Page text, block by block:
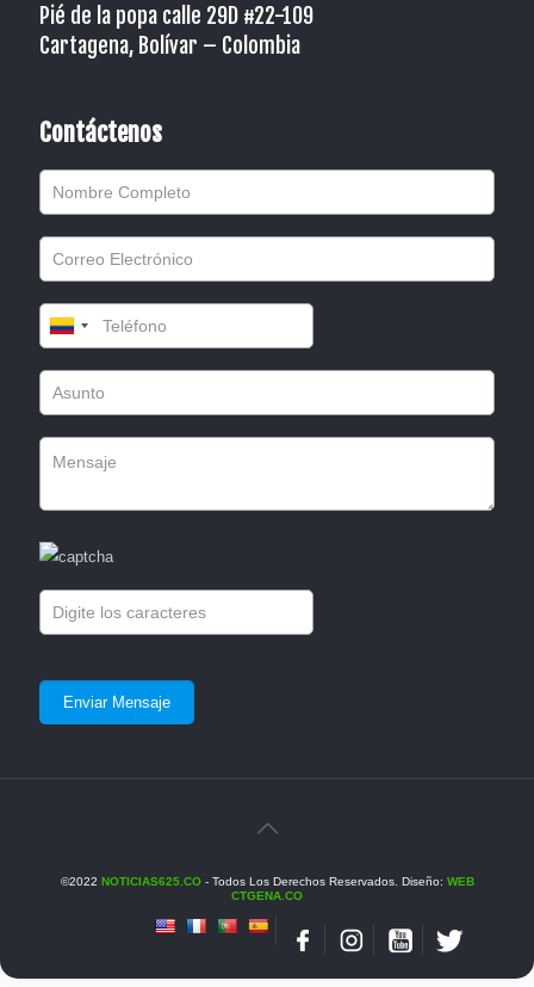
Pié de la popa calle 29D #22-109
Cartagena, Bolívar – Colombia
Contáctenos
©2022 NOTICIAS625.CO- Todos Los Derechos Reservados. Diseño: WEB
CTGENA.CO